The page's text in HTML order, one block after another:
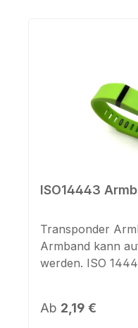
ISO14443
Transponder
Armband kann
werden. ISO
Regulärer Preis:
Ab 2,19 €